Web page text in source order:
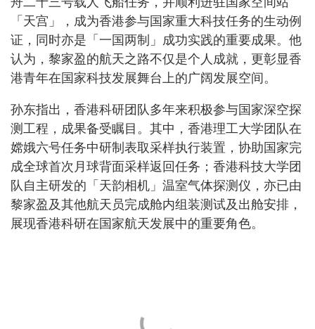
「天宫」，成为香港参与国家重大科技任务的生动例
证，同时亦是「一国两制」成功实践的重要成果。他
认为，黎家盈的航天之路不仅是个人成就，更彰显香
港青年在国家科技发展舞台上的广阔发展空间。
孙东指出，香港科研团队多年来积极参与国家深空探
测工程，成果备受瞩目。其中，香港理工大学团队在
嫦娥六号任务中研制表取采样执行装置，协助国家完
成全球首次月球背面采样返回任务；香港科技大学团
队自主研发的「天韵相机」温室气体探测仪，亦已由
黎家盈及其他航天员完成舱内组装测试及出舱安排，
展现香港科研在国家航天发展中的重要角色。